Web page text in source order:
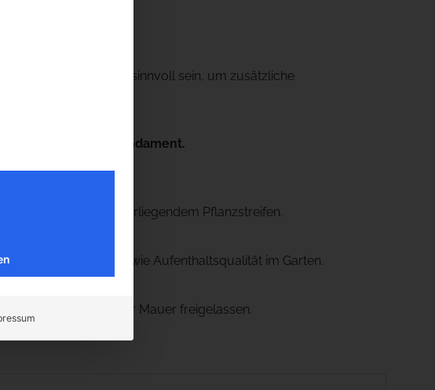
10 bis 15 Prozent sinnvoll sein, um zusätzliche
ist kein Fundament.
und dahinterliegendem Pflanzstreifen.
Bereich.
schafft Struktur sowie Aufenthaltsqualität im Garten.
direkt hinter der Mauer freigelassen.